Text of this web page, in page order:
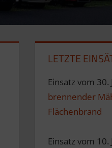
LETZTE
Einsatz vom 30.
brennender
Flächenbrand
Einsatz vom 10.